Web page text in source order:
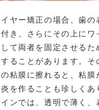
ヤー矯正の場合、歯の
き、さらにその上にワ
て両者を固定させるた
ることがあります。そ
粘膜に擦れると、粘膜
を作ることも珍しくあ
ンでは、透明で薄く、